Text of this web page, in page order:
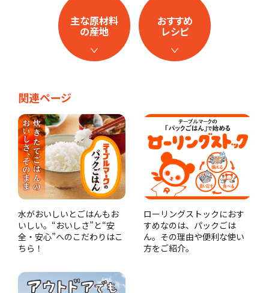
主な原材料
の産地
おすすめ
レシピ
関連ページ
水がおいしいとごはんもお
いしい。“おいしさ”と“安
全・安心”へのこだわりはこ
ちら！
ローリングストックにおす
すめなのは、パックごは
ん。その理由や便利な使い
方をご紹介。